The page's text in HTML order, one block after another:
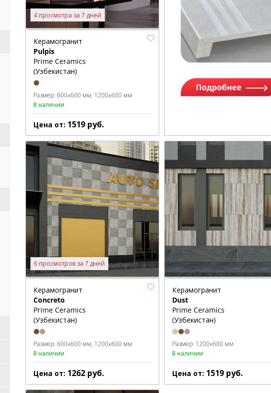
4 просмотра за 7 дней
Керамогранит
Pulpis
Prime Ceramics
(Узбекистан)
Размер: 600x600 мм 1200x600 мм
В наличии
Цена от: 1519 руб.
6 просмотров за 7 дней
Керамогранит
Concreto
Prime Ceramics
(Узбекистан)
Размер: 600x600 мм 1200x600 мм
В наличии
Цена от: 1262 руб.
Керамогранит
Dust
Prime Ceramics
(Узбекистан)
Размер: 1200x600 мм
В наличии
Цена от: 1519 руб.